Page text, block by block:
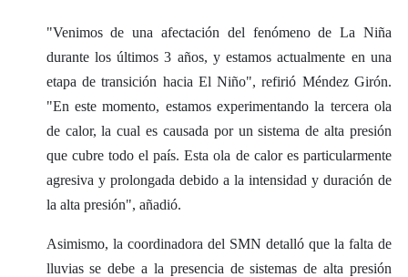
"Venimos de una afectación del fenómeno de La Niña
durante los últimos 3 años, y estamos actualmente en una
etapa de transición hacia El Niño", refirió Méndez Girón.
"En este momento, estamos experimentando la tercera ola
de calor, la cual es causada por un sistema de alta presión
que cubre todo el país. Esta ola de calor es particularmente
agresiva y prolongada debido a la intensidad y duración de
la alta presión", añadió.
Asimismo, la coordinadora del SMN detalló que la falta de
lluvias se debe a la presencia de sistemas de alta presión